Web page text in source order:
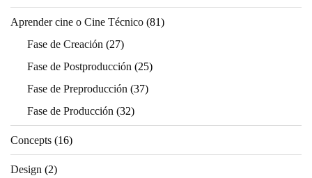
Aprender cine o Cine Técnico (81)
Fase de Creación (27)
Fase de Postproducción (25)
Fase de Preproducción (37)
Fase de Producción (32)
Concepts (16)
Design (2)